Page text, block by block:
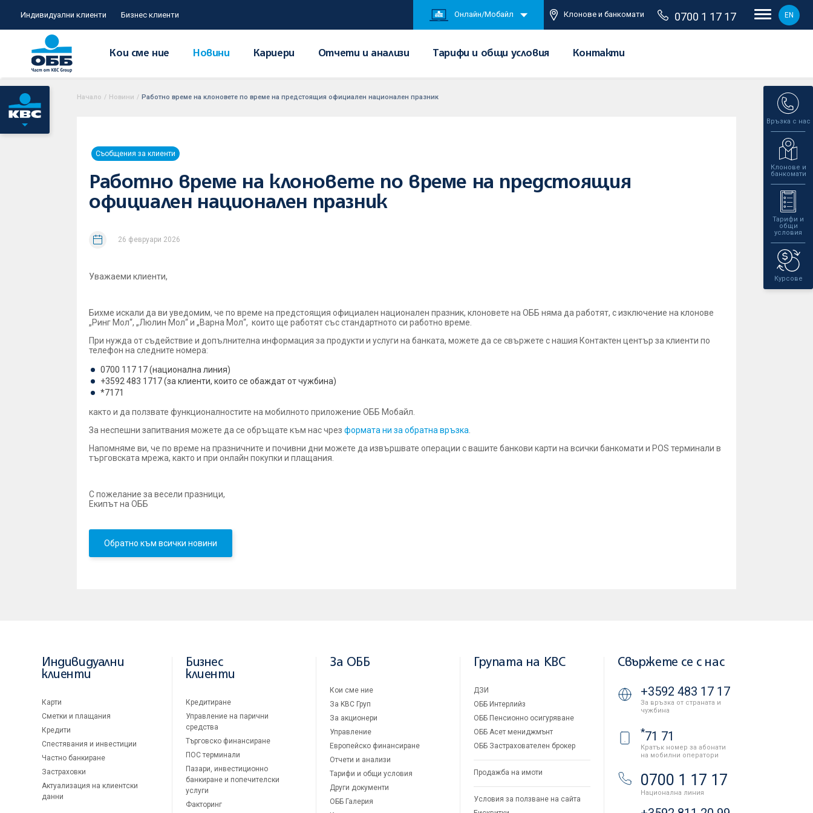
Индивидуални клиенти Бизнес клиенти Онлайн/Мобайл Клонове и банкомати 0700 1 17 17 EN
Кои сме ние Новини Кариери Отчети и анализи Тарифи и общи условия Контакти
Връзка с нас
Клонове и
банкомати
Тарифи и
общи
условия
Курсове
Начало / Новини / Работно време на клоновете по време на предстоящия официален национален празник
Съобщения за клиенти
Работно време на клоновете по време на предстоящия
официален национален празник
26 февруари 2026
Уважаеми клиенти,
Бихме искали да ви уведомим, че по време на предстоящия официален национален празник, клоновете на ОББ няма да работят, с изключение на клонове
„Ринг Мол“, „Люлин Мол“ и „Варна Мол“, които ще работят със стандартното си работно време.
При нужда от съдействие и допълнителна информация за продукти и услуги на банката, можете да се свържете с нашия Контактен център за клиенти по
телефон на следните номера:
0700 117 17 (национална линия)
+3592 483 1717 (за клиенти, които се обаждат от чужбина)
*7171
както и да ползвате функционалностите на мобилното приложение ОББ Мобайл.
За неспешни запитвания можете да се обръщате към нас чрез формата ни за обратна връзка
Напомняме ви, че по време на празничните и почивни дни можете да извършвате операции с вашите банкови карти на всички банкомати и POS терминали в
търговската мрежа, както и при онлайн покупки и плащания.
С пожелание за весели празници,
Екипът на ОББ
Обратно към всички новини
Индивидуални
клиенти
Карти
Сметки и плащания
Кредити
Спестявания и инвестиции
Частно банкиране
Застраховки
Актуализация на клиентски
данни
Бизнес
клиенти
Кредитиране
Управление на парични
средства
Търговско финансиране
ПОС терминали
Пазари, инвестиционно
банкиране и попечителски
услуги
Факторинг
За ОББ
Кои сме ние
За KBC Груп
За акционери
Управление
Европейско финансиране
Отчети и анализи
Тарифи и общи условия
Други документи
ОББ Галерия
Групата на KBC
ДЗИ
ОББ Интерлийз
ОББ Пенсионно осигуряване
ОББ Асет мениджмънт
ОББ Застрахователен брокер
Продажба на имоти
Условия за ползване на сайта
Свържете се с нас
+3592 483 17 17
За връзка от страната и
чужбина
*71 71
Кратък номер за абонати
на мобилни оператори
0700 1 17 17
Национална линия